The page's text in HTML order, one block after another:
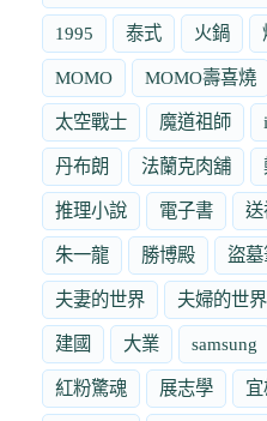
1995 泰式 火鍋
MOMO MOMO壽喜燒
太空戰士 魔道祖師
丹布朗 法蘭克肉舖
推理小說 電子書 送
朱一龍 勝博殿 盜
夫妻的世界 夫婦的世界
建國 大業 samsung
紅粉驚魂 展志學